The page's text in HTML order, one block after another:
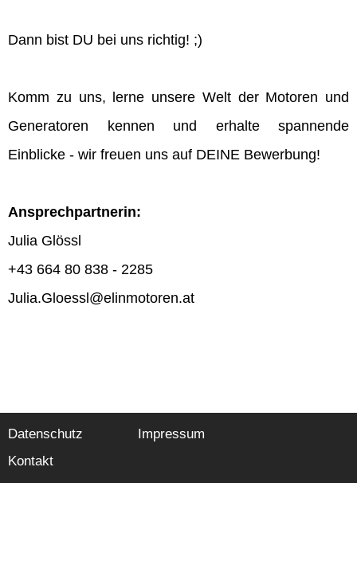
Dann bist DU bei uns richtig! ;)
Komm zu uns, lerne unsere Welt der Motoren und
Generatoren kennen und erhalte spannende
Einblicke - wir freuen uns auf DEINE Bewerbung!
Ansprechpartnerin:
Julia Glössl
+43 664 80 838 - 2285
Julia.Gloessl@elinmotoren.at
Datenschutz
Impressum
Kontakt